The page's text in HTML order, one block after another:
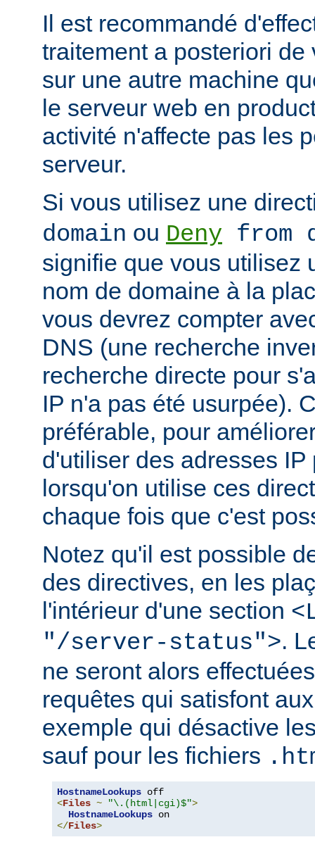
Il est recommandé
traitement a posteriori
sur une autre machine
le serveur web en
activité n'affecte pas les
serveur.
Si vous utilisez une
domain ou Deny from
signifie que vous utilisez
nom de domaine à la
vous devrez compter
DNS (une recherche
recherche directe pour
IP n'a pas été usurpée).
préférable, pour
d'utiliser des adresses
lorsqu'on utilise ces
chaque fois que c'est
Notez qu'il est possible
des directives, en les
l'intérieur d'une section
"/server-status">.
ne seront alors
requêtes qui satisfont
exemple qui désactive
sauf pour les fichiers
HostnameLookups
<Files ~ "\.(html|cgi)$">
HostnameLookups
</Files>